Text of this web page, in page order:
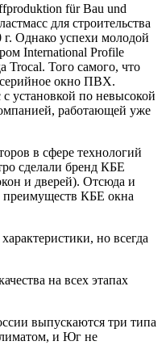
für Bau und
для строительства
г. Однако успехи молодой
International Profile
Trocal. Того самого, что
окно ПВХ.
установкой по невысокой
работающей уже
в сфере технологий
сделали бренд КБЕ
и дверей). Отсюда и
преимуществ КБЕ окна
но всегда
на всех этапах
выпускаются три типа
и Юг не